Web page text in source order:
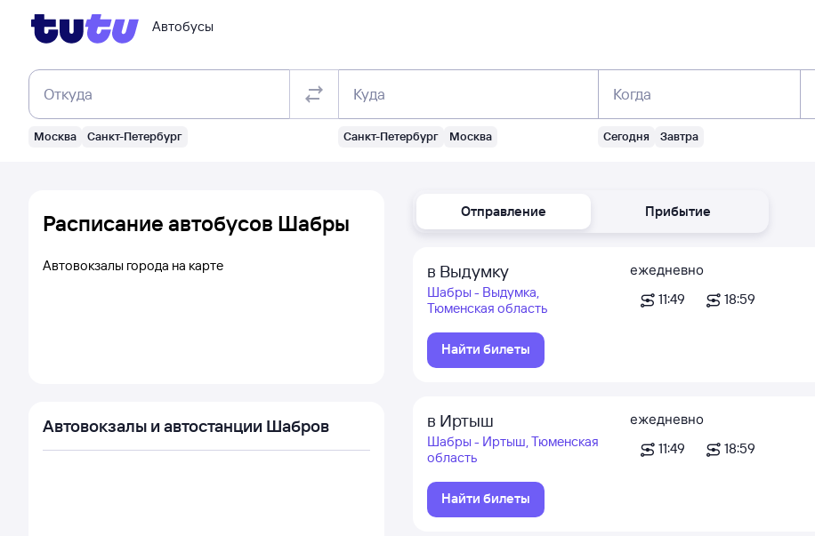
Автобусы
Откуда
Москва Санкт-Петербург
Куда
Санкт-Петербург Москва
Когда
Сегодня Завтра
Отправление Прибытие
в Выдумку
Шабры - Выдумка,
Тюменская область
Найти билеты
ежедневно
11:49
18:59
в Иртыш
Шабры - Иртыш, Тюменская
область
Найти билеты
ежедневно
11:49
18:59
Расписание автобусов Шабры
Автовокзалы города на карте
Автовокзалы и автостанции Шабров